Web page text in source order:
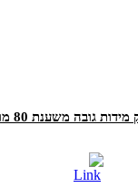
משענת 80 מושב 47×47